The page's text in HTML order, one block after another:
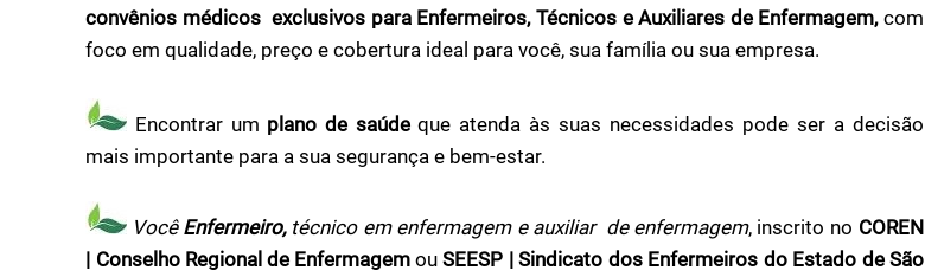
convênios médicos exclusivos para Enfermeiros, Técnicos e Auxiliares de Enfermagem,com
foco em qualidade, preço e cobertura ideal para você, sua família ou sua empresa.
Encontrar um plano de saúdeque atenda às suas necessidades pode ser a decisão
mais importante para a sua segurança e bem-estar.
Você Enfermeiro, técnico em enfermagem e auxiliar de enfermagem, inscrito no COREN
| Conselho Regional de Enfermagem ouSEESP | Sindicato dos Enfermeiros do Estado de São